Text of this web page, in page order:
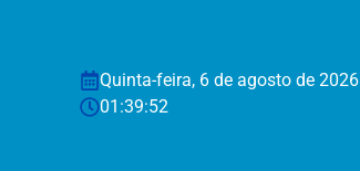
Quinta-feira, 6 de agosto de 2026
01:39:53